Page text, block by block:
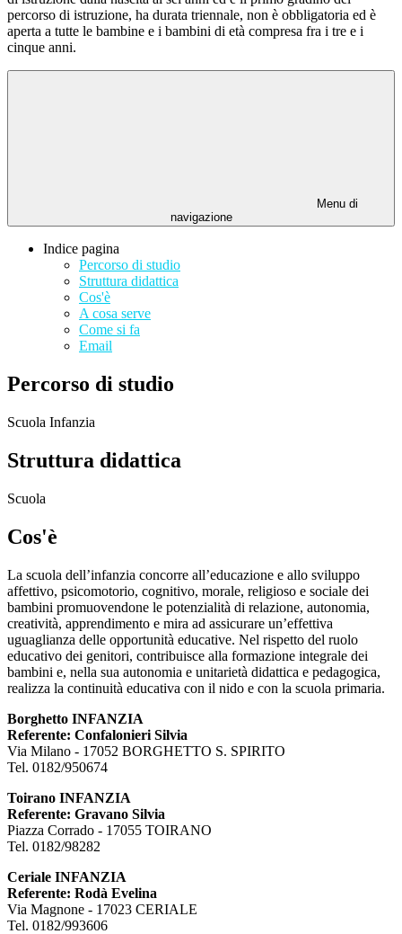
percorso di istruzione, ha durata triennale, non è obbligatoria ed è
aperta a tutte le bambine e i bambini di età compresa fra i tre e i
cinque anni.
Menu di
navigazione
Indice pagina
Percorso di studio
Struttura didattica
Cos'è
A cosa serve
Come si fa
Email
Percorso di studio
Scuola Infanzia
Struttura didattica
Scuola
Cos'è
La scuola dell’infanzia concorre all’educazione e allo sviluppo
affettivo, psicomotorio, cognitivo, morale, religioso e sociale dei
bambini promuovendone le potenzialità di relazione, autonomia,
creatività, apprendimento e mira ad assicurare un’effettiva
uguaglianza delle opportunità educative. Nel rispetto del ruolo
educativo dei genitori, contribuisce alla formazione integrale dei
bambini e, nella sua autonomia e unitarietà didattica e pedagogica,
realizza la continuità educativa con il nido e con la scuola primaria.
Borghetto INFANZIA
Referente: Confalonieri Silvia
Via Milano - 17052 BORGHETTO S. SPIRITO
Tel. 0182/950674
Toirano INFANZIA
Referente: Gravano Silvia
Piazza Corrado - 17055 TOIRANO
Tel. 0182/98282
Ceriale INFANZIA
Referente: Rodà Evelina
Via Magnone - 17023 CERIALE
Tel. 0182/993606